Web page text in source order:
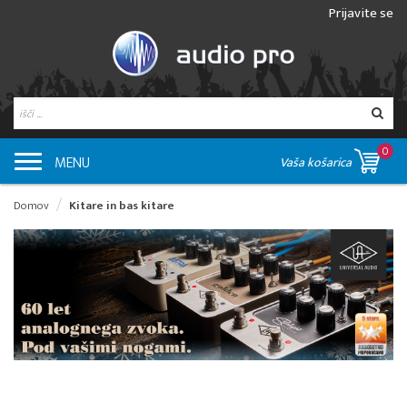
Prijavite se
MENU Vaša košarica
0
Domov Kitare in bas kitare